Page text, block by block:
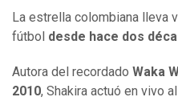
La estrella colombiana lleva
fútbol desde hace dos
Autora del recordado Waka
2010, Shakira actuó en vivo